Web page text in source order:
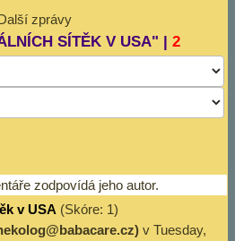
zprávy
SÍTĚK V USA" | 2
zodpovídá jeho autor.
v USA (Skóre: 1)
v Tuesday,